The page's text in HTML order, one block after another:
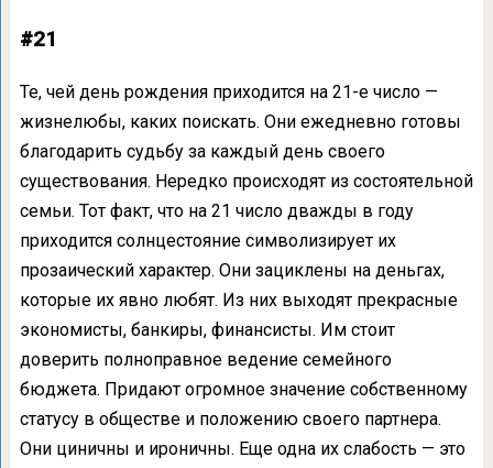
#21
Те, чей день рождения приходится на 21-е число —
жизнелюбы, каких поискать. Они ежедневно готовы
благодарить судьбу за каждый день своего
существования. Нередко происходят из состоятельной
семьи. Тот факт, что на 21 число дважды в году
приходится солнцестояние символизирует их
прозаический характер. Они зациклены на деньгах,
которые их явно любят. Из них выходят прекрасные
экономисты, банкиры, финансисты. Им стоит
доверить полноправное ведение семейного
бюджета. Придают огромное значение собственному
статусу в обществе и положению своего партнера.
Они циничны и ироничны. Еще одна их слабость — это